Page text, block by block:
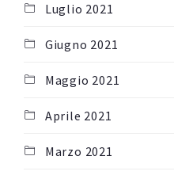
Luglio 2021
Giugno 2021
Maggio 2021
Aprile 2021
Marzo 2021